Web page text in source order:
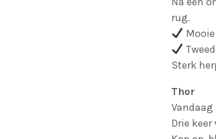
KJELL LAPERRE
rug.
Sterk
Thor
Drie